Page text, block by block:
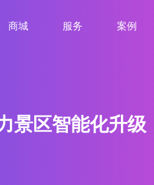
商城
服务
案例
景区智能化升级